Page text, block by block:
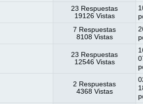
23 Respuestas
19126 Vistas
7 Respuestas
8108 Vistas
23 Respuestas
12546 Vistas
2 Respuestas
4368 Vistas